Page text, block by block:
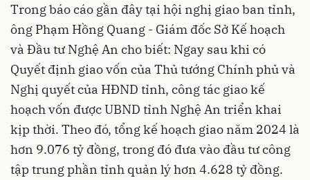
Trong báo cáo gần đây tại hội nghị giao ban tỉnh,
ông Phạm Hồng Quang - Giám đốc Sở Kế hoạch
và Đầu tư Nghệ An cho biết: Ngay sau khi có
Quyết định giao vốn của Thủ tướng Chính phủ và
Nghị quyết của HĐND tỉnh, công tác giao kế
hoạch vốn được UBND tỉnh Nghệ An triển khai
kịp thời. Theo đó, tổng kế hoạch giao năm 2024 là
hơn 9.076 tỷ đồng, trong đó đưa vào đầu tư công
tập trung phần tỉnh quản lý hơn 4.628 tỷ đồng.